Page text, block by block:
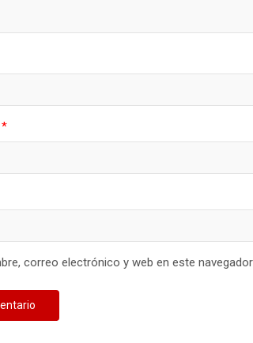
*
correo electrónico y web en este